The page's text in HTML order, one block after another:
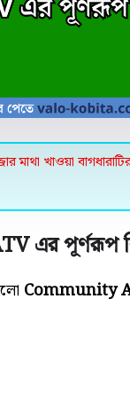
মাথা খাওয়া
এর পূর্ণরূপ
Community